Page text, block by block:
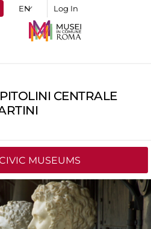
Log In
CENTRALE
MUSEUMS